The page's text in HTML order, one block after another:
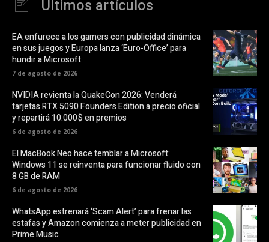
Últimos artículos
EA enfurece a los gamers con publicidad dinámica
en sus juegos y Europa lanza ‘Euro-Office’ para
hundir a Microsoft
7 de agosto de 2026
NVIDIA revienta la QuakeCon 2026: Venderá
tarjetas RTX 5090 Founders Edition a precio oficial
y repartirá 10.000$ en premios
6 de agosto de 2026
El MacBook Neo hace temblar a Microsoft:
Windows 11 se reinventa para funcionar fluido con
8 GB de RAM
6 de agosto de 2026
WhatsApp estrenará ‘Scam Alert’ para frenar las
estafas y Amazon comienza a meter publicidad en
Prime Music